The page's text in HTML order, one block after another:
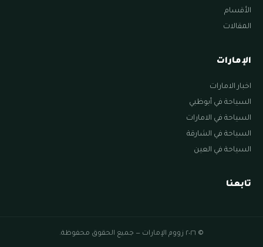
الأقسام
المقالات
الإمارات
اخبار الامارات
السياحة في أبوظبي
السياحة في الامارات
السياحة في الشارقة
السياحة في العين
تابعنا
© ٢٠٢٦ زووم الإمارات — جميع الحقوق محفوظة.